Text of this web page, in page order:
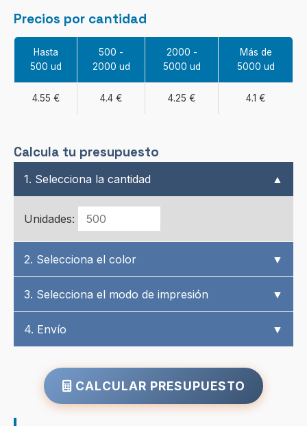
Precios por cantidad
Hasta
500 ud
500 -
2000 ud
2000 -
5000 ud
Más de
5000 ud
4.55 € 4.4 € 4.25 € 4.1 €
Calcula tu presupuesto
1. Selecciona la cantidad ▲
Unidades:
2. Selecciona el color ▼
3. Selecciona el modo de impresión ▼
4. Envío ▼
CALCULAR PRESUPUESTO